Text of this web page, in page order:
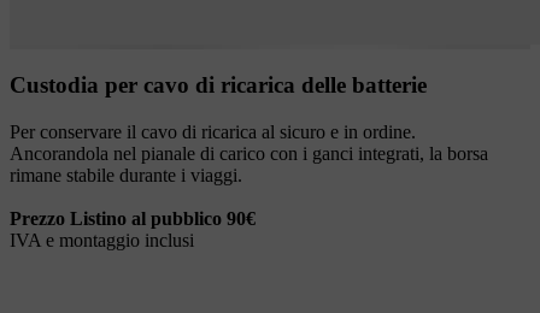
Custodia per cavo di ricarica delle batterie
Per conservare il cavo di ricarica al sicuro e in ordine.
Ancorandola nel pianale di carico con i ganci integrati, la borsa
rimane stabile durante i viaggi.
Prezzo Listino al pubblico 90€
IVA e montaggio inclusi